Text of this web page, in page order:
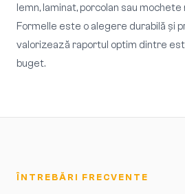
lemn, laminat, porcolan sau
Formelle este o alegere durabilă și
valorizează raportul optim dintre
buget.
ÎNTREBĂRI FRECVENTE